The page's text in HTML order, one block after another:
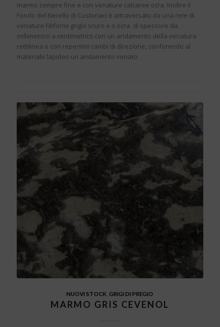
marmo sempre fine e con venature calcaree ocra. Inoltre il
Fondo del Nerello di Custonaci è attraversato da una rete di
venature Filiformi grigio scuro e o ocra di spessore da
millimetrico a centimetrico con un andamento della venatura
rettilinea e con repentini cambi di direzione, conferendo al
materiale lapideo un andamento venato.
NUOVI STOCK GRIGI DI PREGIO
MARMO GRIS CEVENOL